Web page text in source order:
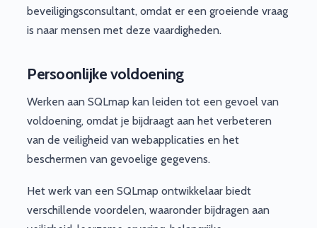
beveiligingsconsultant, omdat er een groeiende vraag
is naar mensen met deze vaardigheden.
Persoonlijke voldoening
Werken aan SQLmap kan leiden tot een gevoel van
voldoening, omdat je bijdraagt aan het verbeteren
van de veiligheid van webapplicaties en het
beschermen van gevoelige gegevens.
Het werk van een SQLmap ontwikkelaar biedt
verschillende voordelen, waaronder bijdragen aan